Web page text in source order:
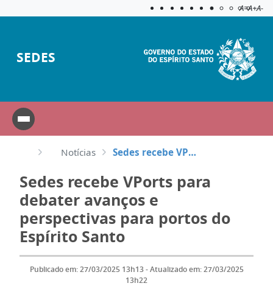
Aplicar
A=A+A-
SEDES
Notícias Sedes recebe VPorts para debater avanços e perspectivas para portos do Espírito Santo
Sedes recebe VPorts para
debater avanços e
perspectivas para portos do
Espírito Santo
Publicado em: 27/03/2025 13h13 - Atualizado em: 27/03/2025
13h22